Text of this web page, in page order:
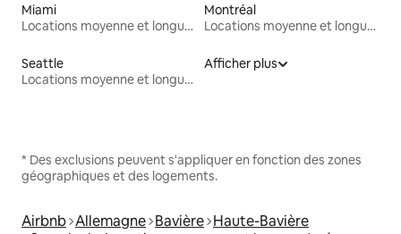
Miami
Locations moyenne et longue durée
Montréal
Locations moyenne et longue durée
Seattle
Locations moyenne et longue durée
Afficher plus
* Des exclusions peuvent s'appliquer en fonction des zones
géographiques et des logements.
Airbnb Allemagne Bavière Haute-Bavière